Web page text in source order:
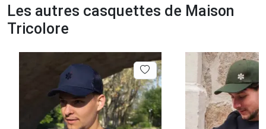
Les autres casquettes de Maison
Tricolore